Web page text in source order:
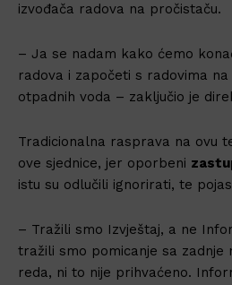
izvođača radova na pročistaču.
– Ja se nadam kako ćemo
radova i započeti s radovima
otpadnih voda – zaključio je
Tradicionalna rasprava na ovu
ove sjednice, jer oporbeni
istu su odlučili ignorirati, te
– Tražili smo Izvještaj, a ne
tražili smo pomicanje sa zadnje
reda, ni to nije prihvaćeno.